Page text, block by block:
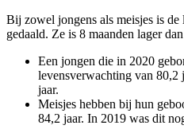
Bij zowel jongens als meisjes is
gedaald. Ze is 8 maanden lager
Een jongen die in 2020
levensverwachting van 80,2
jaar.
Meisjes hebben bij hun
84,2 jaar. In 2019 was dit